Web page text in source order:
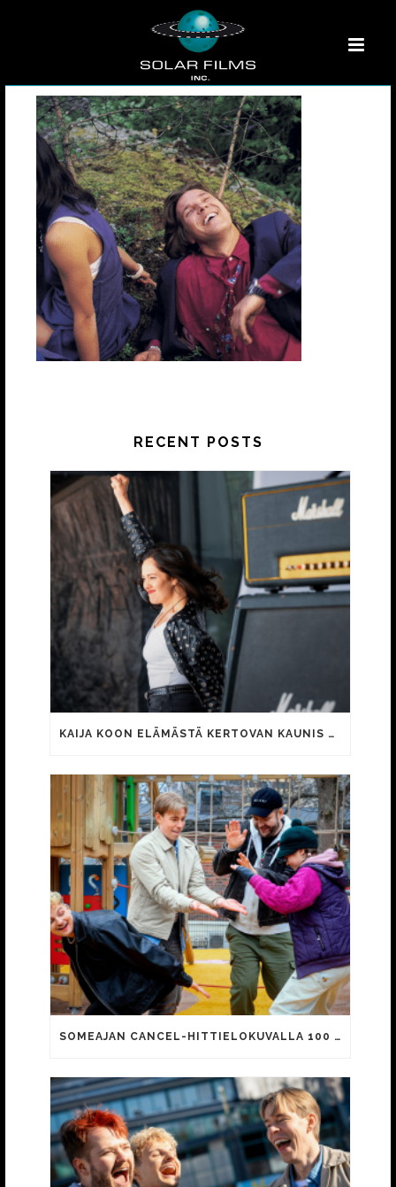
RECENT POSTS
KAIJA KOON ELÄMÄSTÄ KERTOVAN KAUNIS RIETAS ONNELLINEN -ELOKUVAN TRAILER JULKI
SOMEAJAN CANCEL-HITTIELOKUVALLA 100 000 KATSOJAA!